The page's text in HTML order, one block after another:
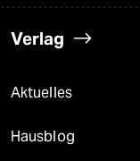
Verlag
Aktuelles
Hausblog